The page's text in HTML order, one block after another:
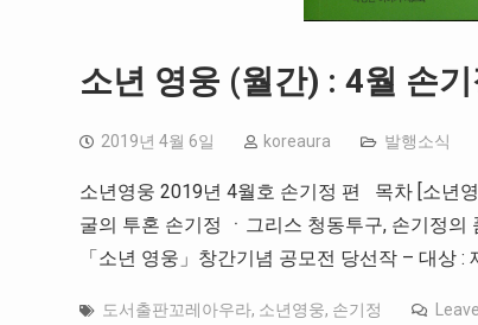
소년 영웅 (월간) : 4월 손
2019년 4월 6일 koreaura 발행소식
소년영웅 2019년 4월호 손기정 편 목차 [소년
굴의 투혼 손기정 ㆍ그리스 청동투구, 손기정
「소년 영웅」창간기념 공모전 당선작 – 대상 :
도서출판꼬레아우라, 소년영웅, 손기정